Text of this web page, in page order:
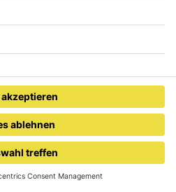
Vom Saarufer bis zur
Seine – zwei Städte, ein
Lebensgefühl
ONE LIFE
MADCON